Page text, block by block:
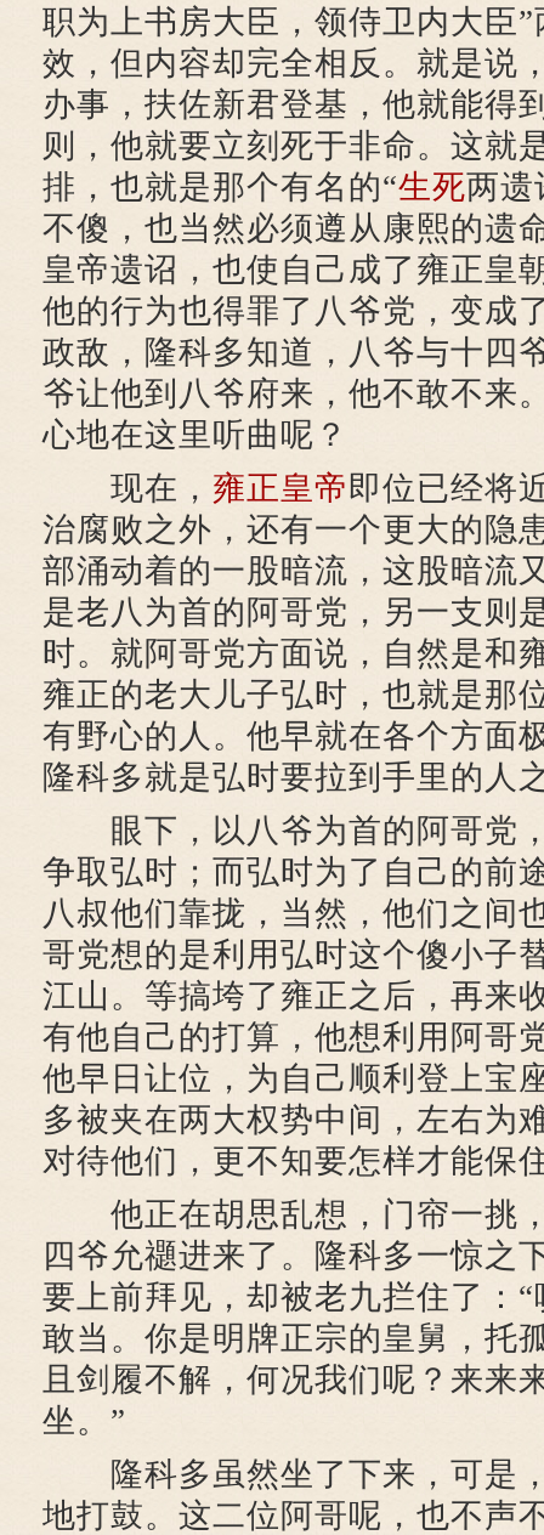
职为上书房大臣，领侍卫内大臣
效，但内容却完全相反。就是说
办事，扶佐新君登基，他就能得
则，他就要立刻死于非命。这就
排，也就是那个有名的“生死两遗
不傻，也当然必须遵从康熙的遗
皇帝遗诏，也使自己成了雍正皇
他的行为也得罪了八爷党，变成
政敌，隆科多知道，八爷与十四
爷让他到八爷府来，他不敢不来
心地在这里听曲呢？
现在， 雍正皇帝即位已经将
治腐败之外，还有一个更大的隐
部涌动着的一股暗流，这股暗流
是老八为首的阿哥党，另一支则
时。就阿哥党方面说，自然是和
雍正的老大儿子弘时，也就是那
有野心的人。他早就在各个方面
隆科多就是弘时要拉到手里的人
眼下，以八爷为首的阿哥党
争取弘时；而弘时为了自己的前
八叔他们靠拢，当然，他们之间
哥党想的是利用弘时这个傻小子
江山。等搞垮了雍正之后，再来
有他自己的打算，他想利用阿哥
他早日让位，为自己顺利登上宝
多被夹在两大权势中间，左右为
对待他们，更不知要怎样才能
他正在胡思乱想，门帘一挑
四爷允禵进来了。隆科多一惊之
要上前拜见，却被老九拦住了：
敢当。你是明牌正宗的皇舅，托
且剑履不解，何况我们呢？来来
坐。”
隆科多虽然坐了下来，可是
地打鼓。这二位阿哥呢，也不声